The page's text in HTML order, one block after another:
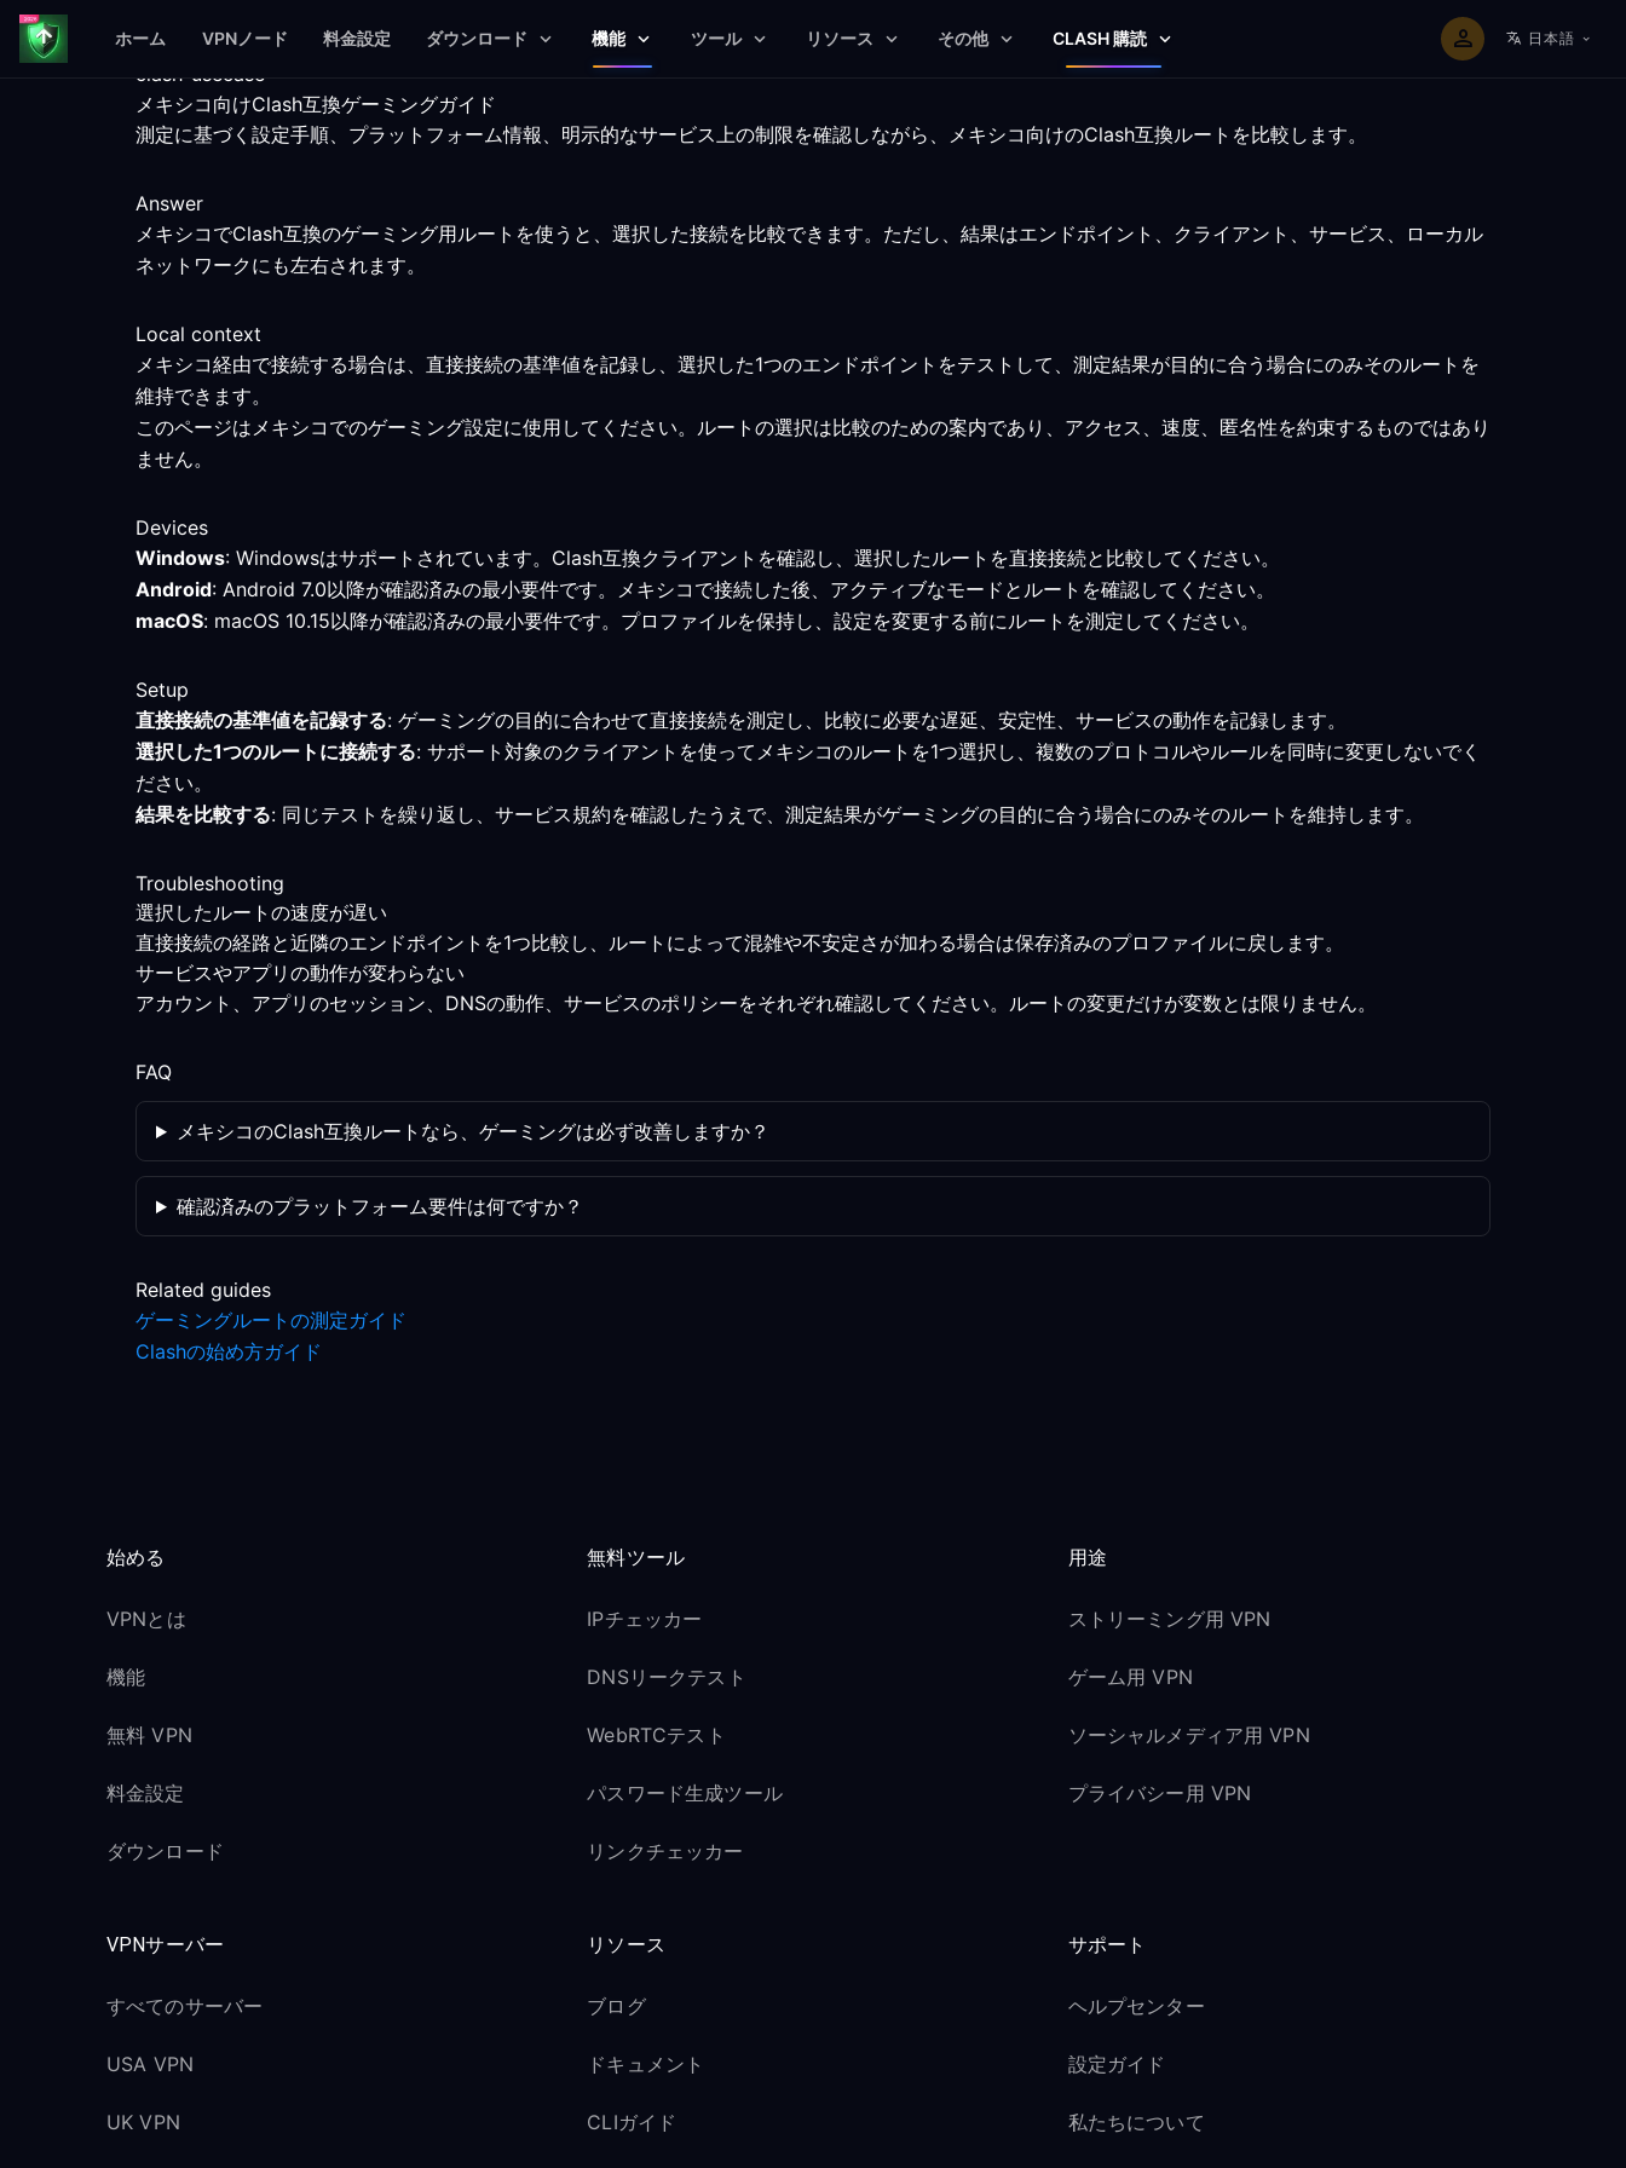
ホーム VPNノード 料金設定 ダウンロード 機能 ツール リソース その他 CLASH 購読 日本語
clash-usecase
メキシコ向けClash互換ゲーミングガイド
測定に基づく設定手順、プラットフォーム情報、明示的なサービス上の制限を確認しながら、メキシコ向けのClash互換ルートを比較します。
Answer
メキシコでClash互換のゲーミング用ルートを使うと、選択した接続を比較できます。ただし、結果はエンドポイント、クライアント、サービス、ローカル
ネットワークにも左右されます。
Local context
メキシコ経由で接続する場合は、直接接続の基準値を記録し、選択した1つのエンドポイントをテストして、測定結果が目的に合う場合にのみそのルートを
維持できます。
このページはメキシコでのゲーミング設定に使用してください。ルートの選択は比較のための案内であり、アクセス、速度、匿名性を約束するものではあり
ません。
Devices
Windows: Windowsはサポートされています。Clash互換クライアントを確認し、選択したルートを直接接続と比較してください。
Android: Android 7.0以降が確認済みの最小要件です。メキシコで接続した後、アクティブなモードとルートを確認してください。
macOS: macOS 10.15以降が確認済みの最小要件です。プロファイルを保持し、設定を変更する前にルートを測定してください。
Setup
直接接続の基準値を記録する: ゲーミングの目的に合わせて直接接続を測定し、比較に必要な遅延、安定性、サービスの動作を記録します。
選択した1つのルートに接続する: サポート対象のクライアントを使ってメキシコのルートを1つ選択し、複数のプロトコルやルールを同時に変更しないでく
ださい。
結果を比較する: 同じテストを繰り返し、サービス規約を確認したうえで、測定結果がゲーミングの目的に合う場合にのみそのルートを維持します。
Troubleshooting
選択したルートの速度が遅い
直接接続の経路と近隣のエンドポイントを1つ比較し、ルートによって混雑や不安定さが加わる場合は保存済みのプロファイルに戻します。
サービスやアプリの動作が変わらない
アカウント、アプリのセッション、DNSの動作、サービスのポリシーをそれぞれ確認してください。ルートの変更だけが変数とは限りません。
FAQ
メキシコのClash互換ルートなら、ゲーミングは必ず改善しますか？
確認済みのプラットフォーム要件は何ですか？
Related guides
ゲーミングルートの測定ガイド
Clashの始め方ガイド
始める
VPNとは
機能
無料 VPN
料金設定
ダウンロード
無料ツール
IPチェッカー
DNSリークテスト
WebRTCテスト
パスワード生成ツール
リンクチェッカー
用途
ストリーミング用 VPN
ゲーム用 VPN
ソーシャルメディア用 VPN
プライバシー用 VPN
VPNサーバー
すべてのサーバー
USA VPN
UK VPN
リソース
ブログ
ドキュメント
CLIガイド
サポート
ヘルプセンター
設定ガイド
私たちについて